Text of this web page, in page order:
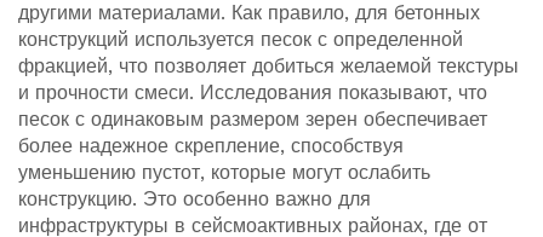
другими материалами. Как правило, для бетонных
конструкций используется песок с определенной
фракцией, что позволяет добиться желаемой текстуры
и прочности смеси. Исследования показывают, что
песок с одинаковым размером зерен обеспечивает
более надежное скрепление, способствуя
уменьшению пустот, которые могут ослабить
конструкцию. Это особенно важно для
инфраструктуры в сейсмоактивных районах, где от